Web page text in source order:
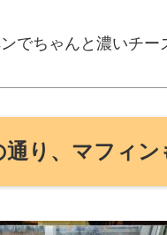
ンでちゃんと濃いチ
通り、マフィン